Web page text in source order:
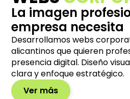
La imagen
empresa necesita
Desarrollamos webs
alicantinos que quieren
presencia digital. Diseño
clara y enfoque estratégico.
Ver más